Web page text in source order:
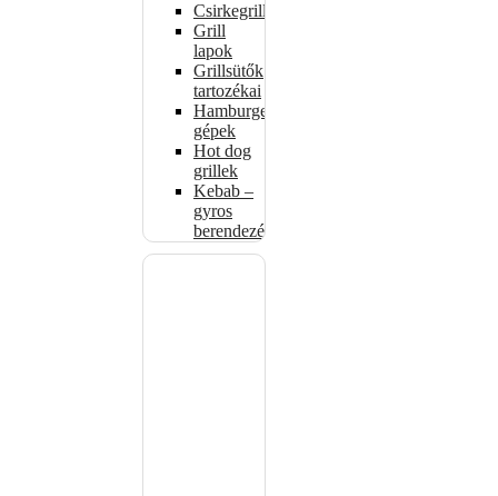
Csirkegrillek
Grill
lapok
Grillsütők
tartozékai
Hamburgerformázó
gépek
Hot dog
grillek
Kebab –
gyros
berendezés